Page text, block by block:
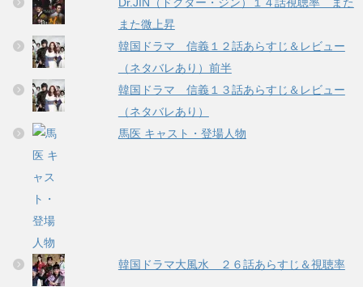
また微上昇
韓国ドラマ 信義１２話あらすじ＆レビュー
（ネタバレあり）前半
韓国ドラマ 信義１３話あらすじ＆レビュー
（ネタバレあり）
馬医 キャスト・登場人物
韓国ドラマ大風水 ２６話あらすじ＆視聴率